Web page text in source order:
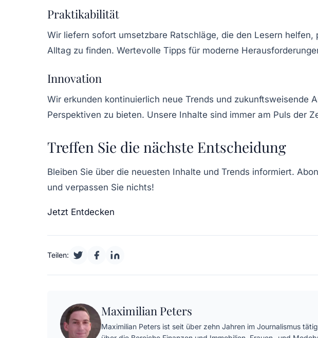
Praktikabilität
Wir liefern sofort umsetzbare Ratschläge, die den Lesern helfen,
Alltag zu finden. Wertevolle Tipps für moderne
Innovation
Wir erkunden kontinuierlich neue Trends und zukunftsweisende
Perspektiven zu bieten. Unsere Inhalte sind immer am Puls der
Treffen Sie die nächste Entscheidung
Bleiben Sie über die neuesten Inhalte und Trends informiert.
und verpassen Sie nichts!
Jetzt Entdecken
Teilen:
Maximilian Peters
Maximilian Peters ist seit über zehn Jahren im Journalismus